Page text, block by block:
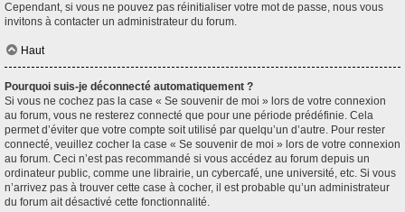
Cependant, si vous ne pouvez pas réinitialiser votre mot de passe, nous vous
invitons à contacter un administrateur du forum.
Haut
Pourquoi suis-je déconnecté automatiquement ?
Si vous ne cochez pas la case « Se souvenir de moi » lors de votre connexion
au forum, vous ne resterez connecté que pour une période prédéfinie. Cela
permet d’éviter que votre compte soit utilisé par quelqu’un d’autre. Pour rester
connecté, veuillez cocher la case « Se souvenir de moi » lors de votre connexion
au forum. Ceci n’est pas recommandé si vous accédez au forum depuis un
ordinateur public, comme une librairie, un cybercafé, une université, etc. Si vous
n’arrivez pas à trouver cette case à cocher, il est probable qu’un administrateur
du forum ait désactivé cette fonctionnalité.